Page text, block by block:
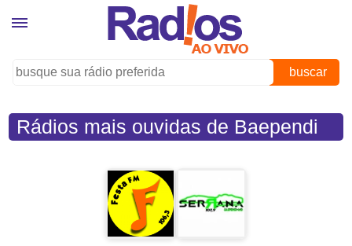
buscar
Rádios mais ouvidas de Baependi